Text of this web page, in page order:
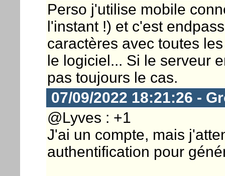
Perso j'utilise mobile
l'instant !) et c'est
caractères avec toutes
le logiciel... Si le serveur
pas toujours le cas.
07/09/2022 18:21:26 -
@Lyves : +1
J'ai un compte, mais
authentification pour